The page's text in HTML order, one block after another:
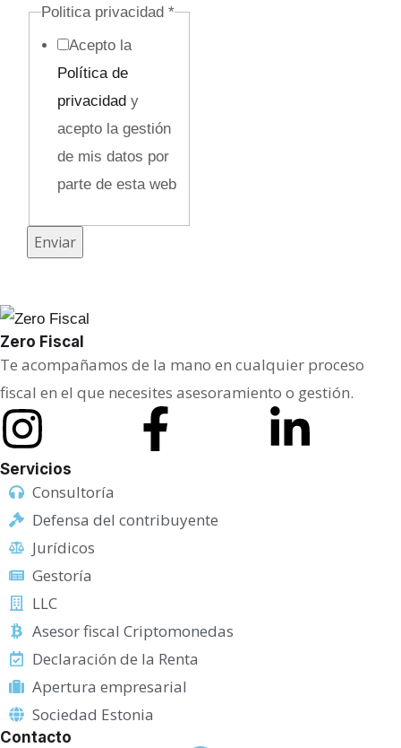
Politica privacidad *
Acepto la
Política de
privacidady
acepto la gestión
de mis datos por
parte de esta web
Enviar
Zero Fiscal
Te acompañamos de la mano en cualquier proceso
fiscal en el que necesites asesoramiento o gestión.
Servicios
Consultoría
Defensa del contribuyente
Jurídicos
Gestoría
LLC
Asesor fiscal Criptomonedas
Declaración de la Renta
Apertura empresarial
Sociedad Estonia
Contacto